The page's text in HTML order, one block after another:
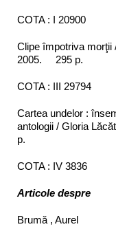
COTA : I 20900
Clipe împotriva morţii
2005. 295 p.
COTA : III 29794
Cartea undelor :
antologii / Gloria
p.
COTA : IV 3836
Articole despre
Brumă , Aurel